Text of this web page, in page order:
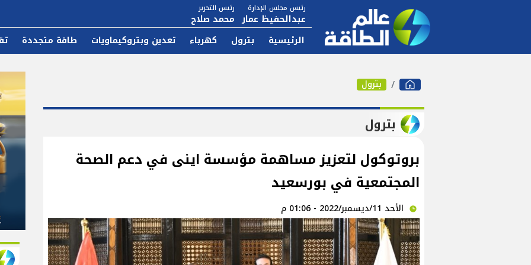
رئيس مجلس الإدارة
عبدالحفيظ عمار
رئيس التحرير
محمد صلاح
الرئيسية بترول كهرباء تعدين وبتروكيماويات طاقة متجددة
بترول
بترول
بروتوكول لتعزيز مساهمة مؤسسة اينى في دعم الصحة
المجتمعية في بورسعيد
الأحد 11/ديسمبر/2022 - 01:06 م